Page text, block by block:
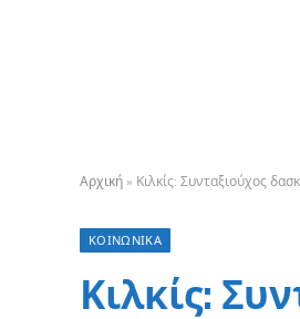
Αρχική » Κιλκίς: Συνταξιούχος
ΚΟΙΝΩΝΙΚΑ
Κιλκίς: